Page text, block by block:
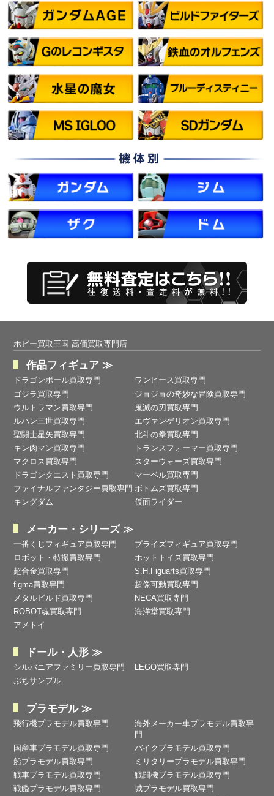
ホビー買取王国 高価買取専門店
作品フィギュア ≫
ドラゴンボール買取専門
ワンピース買取専門
ゴジラ買取専門
ジョジョの奇妙な冒険買取専門
ウルトラマン買取専門
鬼滅の刃買取専門
ルパン三世買取専門
エヴァンゲリオン買取専門
聖闘士星矢買取専門
北斗の拳買取専門
キン肉マン買取専門
トランスフォーマー買取専門
マクロス買取専門
スターウォーズ買取専門
ドラゴンクエスト買取専門
マーベル買取専門
ファイナルファンタジー買取専門 ボトムズ買取専門
キングダム
仮面ライダー
メーカー・シリーズ ≫
一番くじフィギュア買取専門
プライズフィギュア買取専門
ロボット・特撮買取専門
ホットトイズ買取専門
超合金買取専門
S.H.Figuarts買取専門
figma買取専門
超像可動買取専門
メタルビルド買取専門
NECA買取専門
ROBOT魂買取専門
海洋堂買取専門
アメトイ
ドール・人形 ≫
シルバニアファミリー買取専門
LEGO買取専門
ぷちサンプル
プラモデル ≫
飛行機プラモデル買取専門
海外メーカー車プラモデル買取専
門
国産車プラモデル買取専門
バイクプラモデル買取専門
船プラモデル買取専門
ミリタリープラモデル買取専門
戦車プラモデル買取専門
戦闘機プラモデル買取専門
戦艦プラモデル買取専門
城プラモデル買取専門